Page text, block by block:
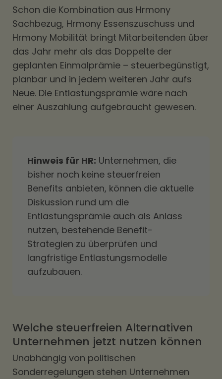
Schon die Kombination aus Hrmony
Sachbezug, Hrmony Essenszuschuss und
Hrmony Mobilität bringt Mitarbeitenden über
das Jahr mehr als das Doppelte der
geplanten Einmalprämie – steuerbegünstigt,
planbar und in jedem weiteren Jahr aufs
Neue. Die Entlastungsprämie wäre nach
einer Auszahlung aufgebraucht gewesen.
Hinweis für HR: Unternehmen, die
bisher noch keine steuerfreien
Benefits anbieten, können die aktuelle
Diskussion rund um die
Entlastungsprämie auch als Anlass
nutzen, bestehende Benefit-
Strategien zu überprüfen und
langfristige Entlastungsmodelle
aufzubauen.
Welche steuerfreien Alternativen
Unternehmen jetzt nutzen können
Unabhängig von politischen
Sonderregelungen stehen Unternehmen